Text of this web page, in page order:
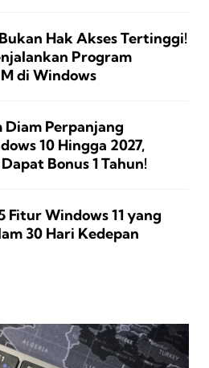
Hak Akses Tertinggi!
Program
di Windows
Perpanjang
10 Hingga 2027,
Bonus 1 Tahun!
Fitur Windows 11 yang
30 Hari Kedepan